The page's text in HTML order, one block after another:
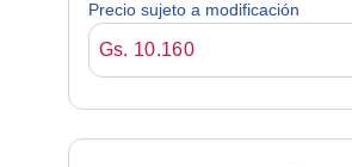
Precio sujeto a modificación
Gs. 10.160